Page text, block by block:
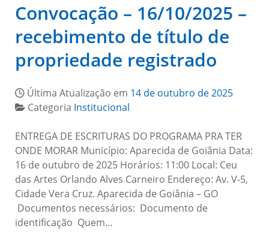
Convocação – 16/10/2025 –
recebimento de título de
propriedade registrado
Última Atualização em 14 de outubro de 2025
Categoria Institucional
ENTREGA DE ESCRITURAS DO PROGRAMA PRA TER
ONDE MORAR Município: Aparecida de Goiânia Data:
16 de outubro de 2025 Horários: 11:00 Local: Ceu
das Artes Orlando Alves Carneiro Endereço: Av. V-5,
Cidade Vera Cruz. Aparecida de Goiânia – GO
Documentos necessários: Documento de
identificação Quem…